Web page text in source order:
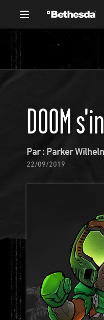
DOOM
Par : Parker
22/09/2019